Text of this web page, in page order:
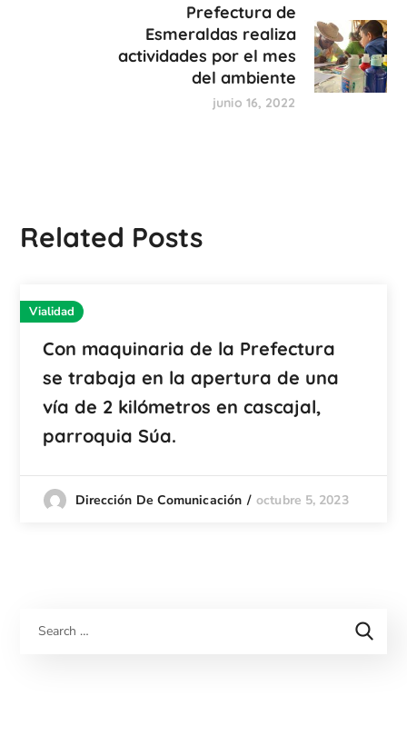
Prefectura de
Esmeraldas realiza
actividades por el mes
del ambiente
junio 16, 2022
Related Posts
Vialidad
Con maquinaria de la Prefectura
se trabaja en la apertura de una
vía de 2 kilómetros en cascajal,
parroquia Súa.
Dirección De Comunicación octubre 5, 2023